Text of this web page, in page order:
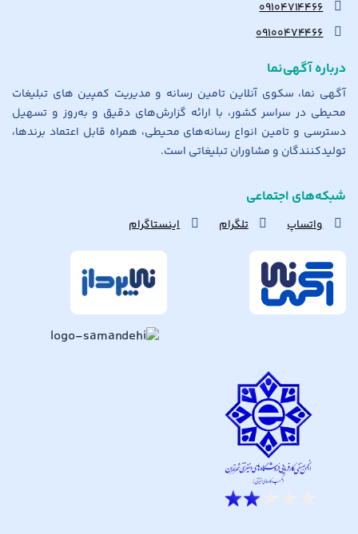
۰۹۱۰۴۷۱۴۴۶۶
۰۹۱۰۰۴۷۴۴۶۶
درباره آگهی‌نما
آگهی نما، سکوی آنلاین تامین رسانه و مدیریت کمپین های تبلیغات
محیطی در سراسر کشور، با ارائه گزارش‌های دقیق و به‌روز و تسهیل
دسترسی و تامین انواع رسانه‌های محیطی، همراه قابل اعتماد برندها،
تولیدکنندگان و مشاوران تبلیغاتی است.
شبکه‌های اجتماعی
واتساپ تلگرام اینستاگرام